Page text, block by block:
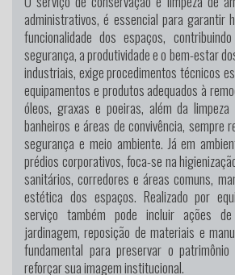
administrativos, é essencial para garantir
funcionalidade dos espaços,
segurança, a produtividade e o bem-estar
industriais, exige procedimentos técnicos
equipamentos e produtos adequados à
óleos, graxas e poeiras, além da
banheiros e áreas de convivência, sempre
segurança e meio ambiente. Já em
prédios corporativos, foca-se na
sanitários, corredores e áreas comuns,
estética dos espaços. Realizado por
serviço também pode incluir ações de
jardinagem, reposição de materiais e
fundamental para preservar o
reforçar sua imagem institucional.